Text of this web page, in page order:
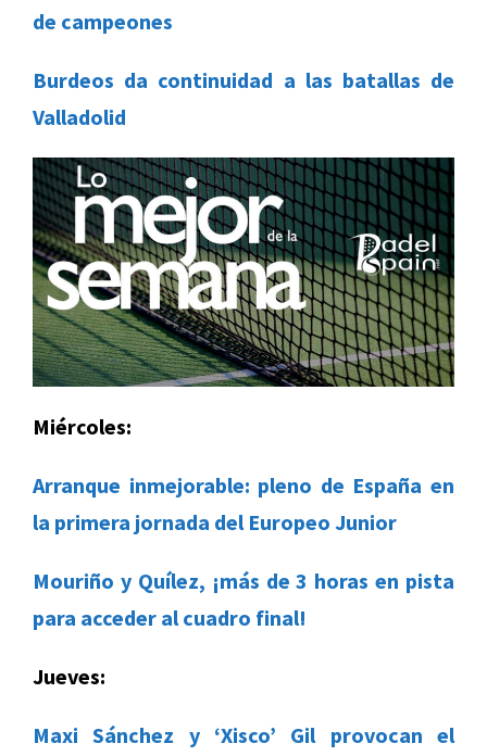
de campeones
Burdeos da continuidad a las batallas de
Valladolid
Miércoles:
Arranque inmejorable: pleno de España en
la primera jornada del Europeo Junior
Mouriño y Quílez, ¡más de 3 horas en pista
para acceder al cuadro final!
Jueves:
Maxi Sánchez y ‘Xisco’ Gil provocan el